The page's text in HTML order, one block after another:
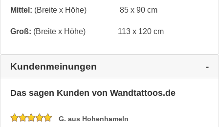
Mittel: (Breite x Höhe) 85 x 90 cm
Groß: (Breite x Höhe) 113 x 120 cm
Kundenmeinungen
Das sagen Kunden von Wandtattoos.de
G. aus Hohenhameln